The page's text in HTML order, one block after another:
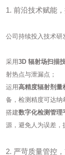
1. 前沿技术赋能
公司持续投入技术研
采用3D 辐射场扫描
射热点与泄漏点；
运用高精度辐射剂量
备，检测精度可达纳
搭建数字化检测管理
源，避免人为误差，
2. 严苛质量管控